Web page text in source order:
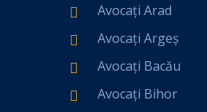
Avocați Arad
Avocați Argeș
Avocați Bacău
Avocați Bihor